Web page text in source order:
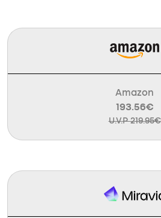
Amazon
193.56€
U.V.P 219.95€